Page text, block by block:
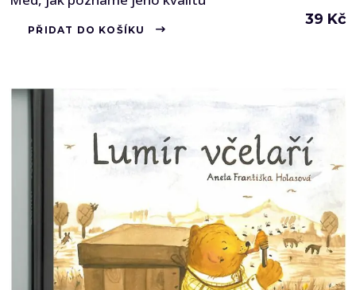
39 Kč
PŘIDAT DO KOŠÍKU